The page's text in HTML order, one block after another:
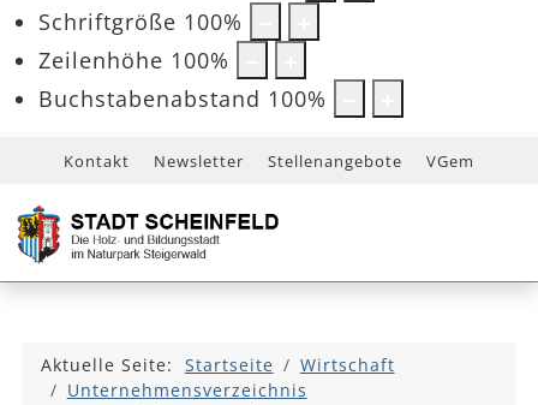
Schriftgröße 100%
Zeilenhöhe 100%
Buchstabenabstand 100%
Kontakt Newsletter Stellenangebote VGem
Aktuelle Seite: Startseite
Wirtschaft
Unternehmensverzeichnis